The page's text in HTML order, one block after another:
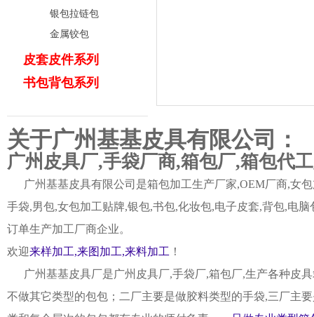
银包拉链包
金属铰包
皮套皮件系列
书包背包系列
关于广州基基皮具有限公司：
广州皮具厂,手袋厂商,箱包厂,箱包代
广州基基皮具有限公司是箱包加工生产厂家,OEM厂商,女
手袋,男包,女包加工贴牌,银包,书包,化妆包,电子皮套,背包,电
订单生产加工厂商企业。
欢迎来样加工,来图加工,来料加工 ！
广州基基皮具厂是广州皮具厂,手袋厂,箱包厂,生产各种皮
不做其它类型的包包；二厂主要是做胶料类型的手袋,三厂主